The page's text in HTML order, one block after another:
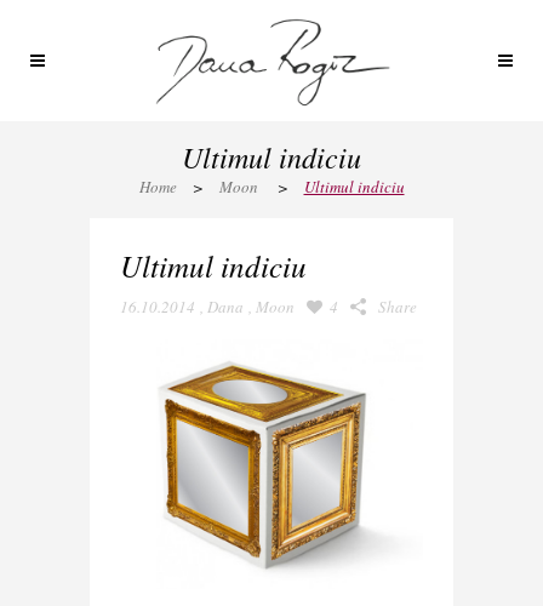
Ultimul indiciu
Home > Moon > Ultimul indiciu
Ultimul indiciu
16.10.2014 , Dana , Moon 4 Share